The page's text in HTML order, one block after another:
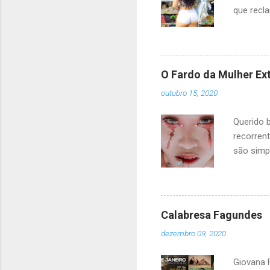
que
suas
escroto
os
direito
O Fardo da Mulher
outubro 15, 2020
Querido
são
estável
ou
de ser
Calabresa Fagundes
dezembro 09, 2020
Giovana